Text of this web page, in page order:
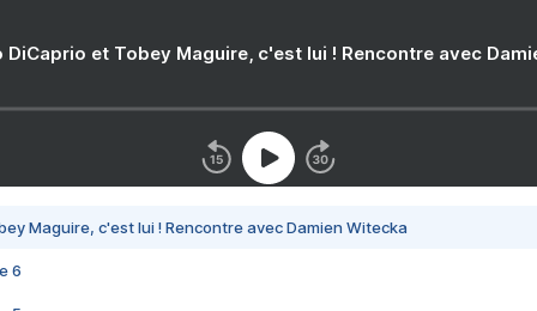
DiCaprio et Tobey Maguire, c'est lui ! Rencontre avec
Maguire, c'est lui ! Rencontre avec Damien Witecka
6